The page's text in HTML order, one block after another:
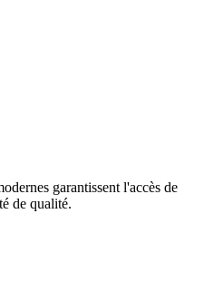
garantissent l'accès de
de qualité.